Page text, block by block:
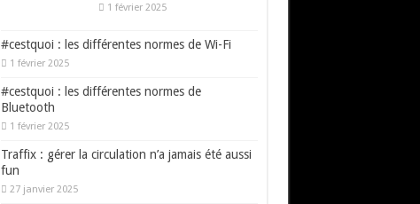
1 février 2025
#cestquoi : les différentes normes de Wi-Fi
1 février 2025
#cestquoi : les différentes normes de
Bluetooth
1 février 2025
Traffix : gérer la circulation n’a jamais été aussi
fun
27 janvier 2025